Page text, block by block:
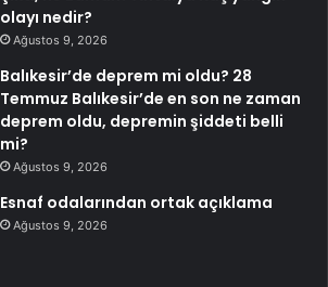
olayı nedir?
Ağustos 9, 2026
Balıkesir’de deprem mi oldu? 28
Temmuz Balıkesir’de en son ne zaman
deprem oldu, depremin şiddeti belli
mi?
Ağustos 9, 2026
Esnaf odalarından ortak açıklama
Ağustos 9, 2026